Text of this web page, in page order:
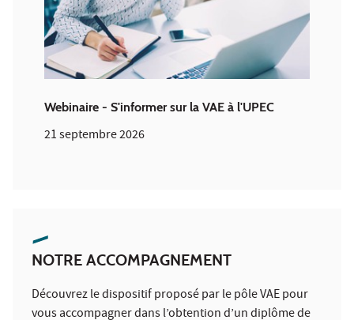
Webinaire - S'informer sur la VAE à l'UPEC
21 septembre 2026
NOTRE ACCOMPAGNEMENT
Découvrez le dispositif proposé par le pôle VAE pour
vous accompagner dans l’obtention d’un diplôme de